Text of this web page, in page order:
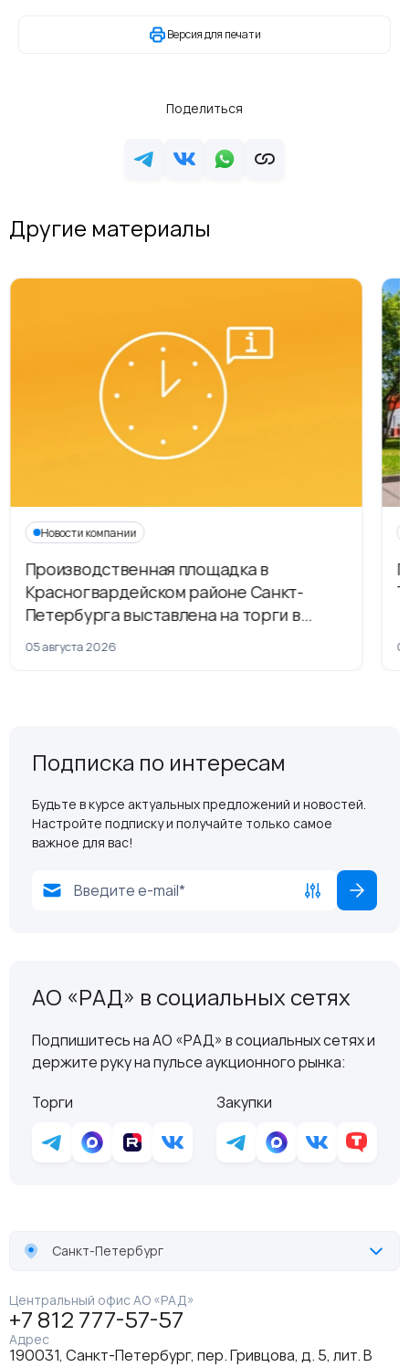
Версия для печати
Поделиться
Другие материалы
Новости компании
Производственная площадка в
Красногвардейском районе Санкт-
Петербурга выставлена на торги в
рамках приватизации
05 августа 2026
Подписка по интересам
Будьте в курсе актуальных предложений и новостей.
Настройте подписку и получайте только самое
важное для вас!
АО «РАД» в социальных сетях
Подпишитесь на АО «РАД» в социальных сетях и
держите руку на пульсе аукционного рынка:
Торги
Закупки
Санкт-Петербург
Центральный офис АО «РАД»
+7 812 777-57-57
Адрес
190031, Санкт-Петербург, пер. Гривцова, д. 5, лит. В